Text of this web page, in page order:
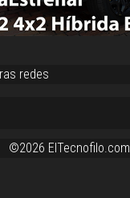
redes
©2026 ElTecnofilo.com